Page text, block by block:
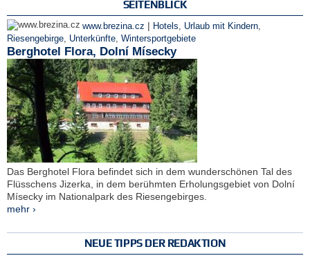
SEITENBLICK
www.brezina.cz | Hotels, Urlaub mit Kindern,
Riesengebirge, Unterkünfte, Wintersportgebiete
Berghotel Flora, Dolní Mísecky
Das Berghotel Flora befindet sich in dem wunderschönen Tal des
Flüsschens Jizerka, in dem berühmten Erholungsgebiet von Dolní
Mísecky im Nationalpark des Riesengebirges.
mehr ›
NEUE TIPPS DER REDAKTION